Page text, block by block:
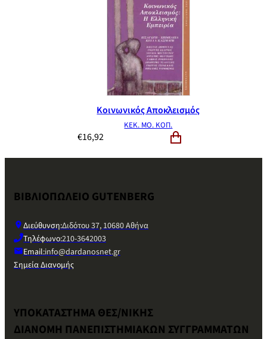
Κοινωνικός Αποκλεισμός
ΚΕΚ. ΜΟ. ΚΟΠ.
€16,92
ΒΙΒΛΙΟΠΩΛΕΙΟ GUTENBERG
Διεύθυνση:Διδότου 37, 10680 Αθήνα
Τηλέφωνο:210-3642003
Email:info@dardanosnet.gr
Σημεία Διανομής
ΥΠΟΚΑΤΑΣΤΗΜΑ ΘΕΣ/ΝΙΚΗΣ
ΔΙΑΝΟΜΗ ΠΑΝΕΠΙΣΤΗΜΙΑΚΩΝ ΣΥΓΓΡΑΜΜΑΤΩΝ